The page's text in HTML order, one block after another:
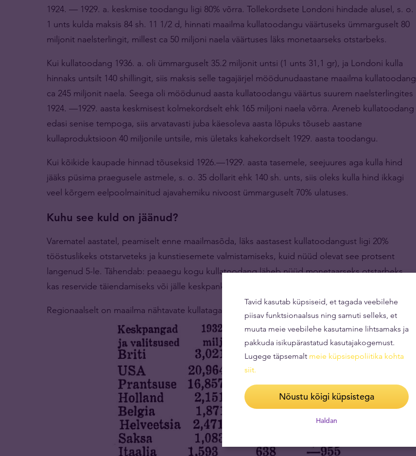
1924. — 1929. a. keskmise toodangu ligi 80% võrra. Tollekordsete Londoni hindade alusel, s. o.
1 unts kulda maksis 84 sh. 11 1/2 d, hinnati maailma kullatoodangu väärtuseks ümmarguselt 80
miljonit naelsterlingit, millest ca 50 miljoni naela väärtuses läks monetaarseks otstarbeks.
Kui kullatoodang 1936. a. oli ümmarguselt 35.2 miljonit untsi (1 unts 31,1 gr), ja Londoni kulla
hinnaks untsilt 140 shillingit, siis maksis selle tagajärjel möödunudaastane maailma kullatoodang
ca 245 miljonit naela. Seega oli möödunud aasta kullatoodangu väärtus suurem naelsterlingites
1924. —1929. aasta keskmisest kolmekordselt ehk 165 miljoni naela võrra. Areneb kullatoodang
edasi senise tempoga, siis arvatavasti juba käesoleva aasta lõpuks tõuseb aastane
kullaproduktsioon 40 miljonile untsile, mis ületaks kahekordselt 1929. aasta toodangu.
Kui kõikide kaupade hinnad tõuseksid 1926.—1929. aasta tasemele, seejuures aga kulla hind
jääks püsima praegusele astmele, s. o. 35 dollarit ehk 140 sh. unts, siis oleks kulla hind ikkagi
veel kõrgem eelpoolmainitud ajavahemiku nivoost ümmarguselt 70% ulatuses.
Kuhu see kuld on jäänud?
Varematel aastatel, peamiselt enne maailmasõda, läks aastasest kullatoodangust ligi 20%
tööstuslikeks otstarveteks ja kunstiesemete valmistamiseks, kuid nüüd olevat see protsent
langenud 5-le. Tähendab: peaaegu kogu kullatoodang läheb nüüd monetaarseks otstarbeks
kas reservide täiendamiseks või jälle keskpankadele rahamärkide kattevaraks.
Regionaalselt on maailma nähtavate kullatagavarade jaotus järgmine:
Tavid kasutab küpsiseid, et tagada veebilehe
piisav funktsionaalsus ning samuti selleks, et
muuta meie veebilehe kasutamine lihtsamaks ja
pakkuda isikupärastatud kasutajakogemust.
Lugege täpsemalt meie küpsisepoliitika kohta
siit.
Nõustu kõigi küpsistega
Haldan